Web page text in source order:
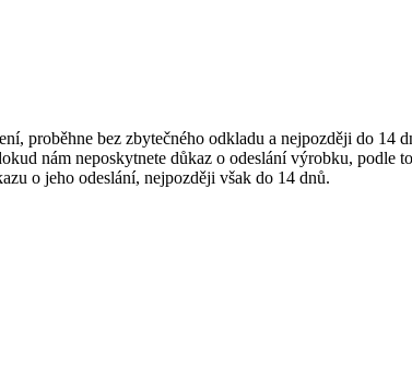
proběhne bez zbytečného odkladu a nejpozději do
nám neposkytnete důkaz o odeslání výrobku, podle
o jeho odeslání, nejpozději však do 14 dnů.